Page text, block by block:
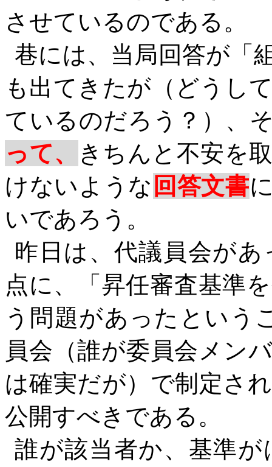
させているのである。
巷には、当局回答が「
も出てきたが（どうし
ているのだろう？）、
って、
きちんと不安を
けないような 回答文書
いであろう。
昨日は、代議員会が
点に、「昇任審査基準
う問題があったという
員会（誰が委員会メン
は確実だが）で制定さ
公開すべきである。
誰が該当者か、基準